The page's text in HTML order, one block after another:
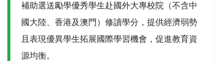
補助選送勵學優秀學生赴國外大專校院（不含中
國大陸、香港及澳門）修讀學分，提供經濟弱勢
且表現優異學生拓展國際學習機會，促進教育資
源均衡。